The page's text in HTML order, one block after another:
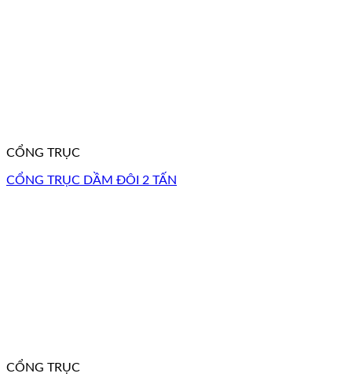
CỔNG TRỤC
CỔNG TRỤC DẦM ĐÔI 2 TẤN
CỔNG TRỤC